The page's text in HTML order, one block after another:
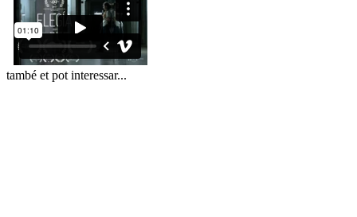
també et pot interessar...